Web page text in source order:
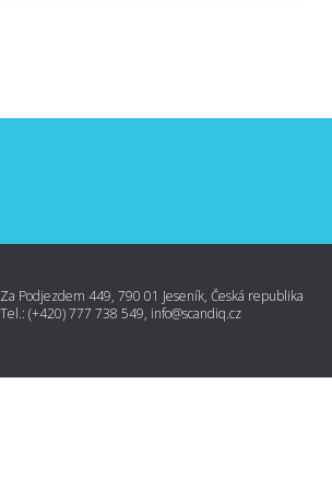
Za Podjezdem 449, 790 01 Jeseník, Česká republika
Tel.: (+420) 777 738 549, info@scandiq.cz